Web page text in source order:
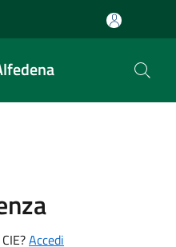
Accedi